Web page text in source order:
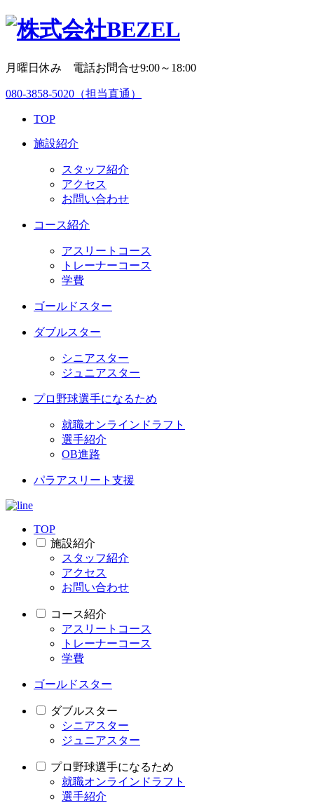
月曜日休み 電話お問合せ9:00～18:00
080-3858-5020 （担当直通）
TOP
施設紹介
スタッフ紹介
アクセス
お問い合わせ
コース紹介
アスリートコース
トレーナーコース
学費
ゴールドスター
ダブルスター
シニアスター
ジュニアスター
プロ野球選手になるため
就職オンラインドラフト
選手紹介
OB進路
パラアスリート支援
TOP
施設紹介
スタッフ紹介
アクセス
お問い合わせ
コース紹介
アスリートコース
トレーナーコース
学費
ゴールドスター
ダブルスター
シニアスター
ジュニアスター
プロ野球選手になるため
就職オンラインドラフト
選手紹介